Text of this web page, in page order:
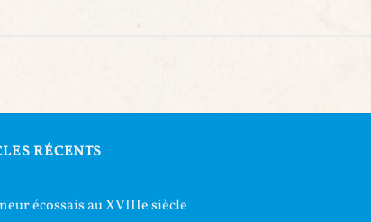
RÉCENTS
écossais au XVIIIe siècle